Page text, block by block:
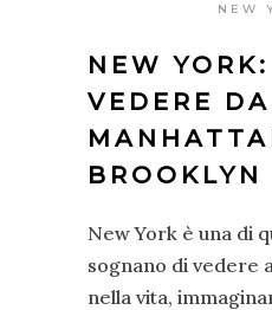
NEW
NEW
VEDERE DA
BROOKLYN
New York è una di
sognano di vedere
nella vita,